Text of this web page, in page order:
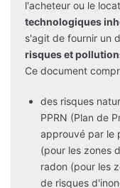
l'acheteur ou le
technologiques
s'agit de fournir un
risques et
Ce document
des risques
PPRN (Plan de
approuvé par le
(pour les zones
radon (pour les
de risques